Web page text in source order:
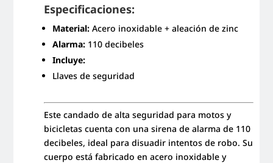
Especificaciones:
Material: Acero inoxidable + aleación de zinc
Alarma: 110 decibeles
Incluye:
Llaves de seguridad
Este candado de alta seguridad para motos y
bicicletas cuenta con una sirena de alarma de 110
decibeles, ideal para disuadir intentos de robo. Su
cuerpo está fabricado en acero inoxidable y